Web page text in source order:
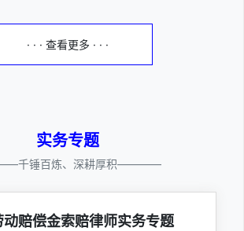
· · · 查看更多 · · ·
实务专题
千锤百炼、深耕厚积————
动赔偿金索赔律师实务专题